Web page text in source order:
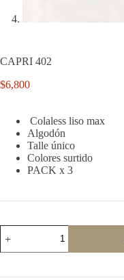
CAPRI 402
$6,800
Colaless liso max
Algodón
Talle único
Colores surtido
PACK x 3
CAPRI
402
cantidad